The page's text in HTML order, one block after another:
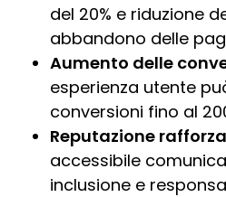
del 20% e riduzione
abbandono delle
Aumento delle
esperienza utente
conversioni fino al
Reputazione
accessibile
inclusione e